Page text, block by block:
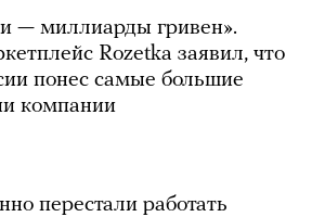
— миллиарды гривен».
Rozetka заявил, что
понес самые большие
компании
перестали работать